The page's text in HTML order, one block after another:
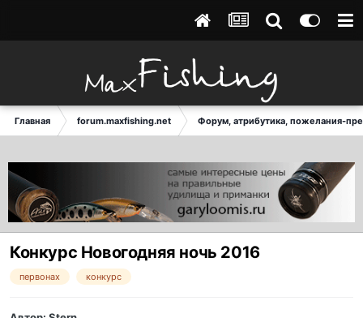
Главная forum.maxfishing.net Форум, атрибутика, пожелания-
Конкурс Новогодняя ночь 2016
первонах конкурс